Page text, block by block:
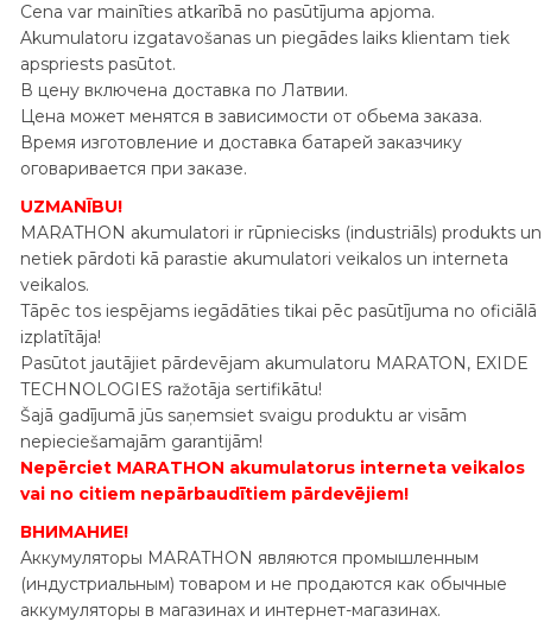
Cena var mainīties atkarībā no pasūtījuma apjoma.
Akumulatoru izgatavošanas un piegādes laiks klientam tiek
apspriests pasūtot.
В цену включена доставка по Латвии.
Цена может менятся в зависимости от обьема заказа.
Время изготовление и доставка батарей заказчику
оговаривается при заказе.
UZMANĪBU!
MARATHON akumulatori ir rūpniecisks (industriāls) produkts un
netiek pārdoti kā parastie akumulatori veikalos un interneta
veikalos.
Tāpēc tos iespējams iegādāties tikai pēc pasūtījuma no oficiālā
izplatītāja!
Pasūtot jautājiet pārdevējam akumulatoru MARATON, ЕXIDE
TECHNOLOGIES ražotāja sertifikātu!
Šajā gadījumā jūs saņemsiet svaigu produktu ar visām
nepieciešamajām garantijām!
Nepērciet MARATHON akumulatorus interneta veikalos
vai no citiem nepārbaudītiem pārdevējiem!
ВНИМАНИЕ!
Аккумуляторы MARATHON являются промышленным
(индустриальным) товаром и не продаются как обычные
аккумуляторы в магазинах и интернет-магазинах.